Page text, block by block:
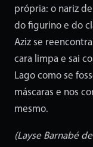
própria: o nariz
do figurino e do
Aziz se
cara limpa e sai
Lago como se
máscaras e nos
mesmo.
(Layse Barnabé